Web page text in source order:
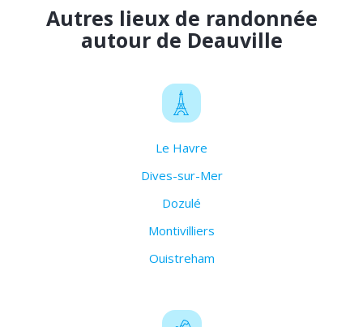
Autres lieux de randonnée
autour de Deauville
Le Havre
Dives-sur-Mer
Dozulé
Montivilliers
Ouistreham